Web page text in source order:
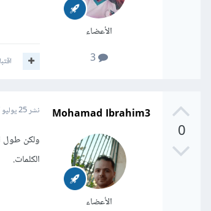
الأعضاء
3
0
Mohamad Ibrahim3
الأعضاء
نشر25 يوليو 2017
ولكن طول
الكلمات.